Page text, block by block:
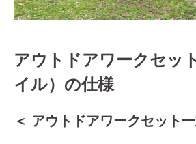
アウトドアワークセッ
イル）の仕様
＜ アウトドアワークセット